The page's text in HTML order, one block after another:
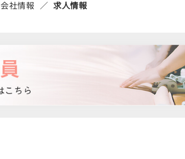
会社情報 求人情報